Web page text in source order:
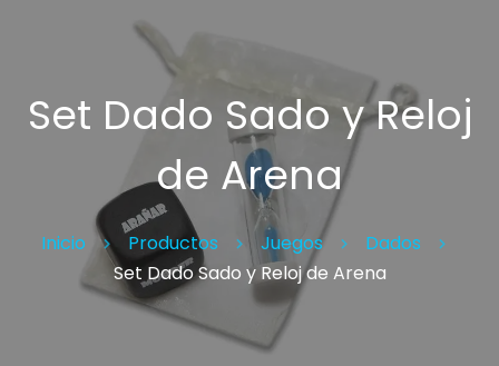
Set Dado Sado y Reloj
de Arena
Inicio Productos Juegos
Dados
Set Dado Sado y Reloj de Arena